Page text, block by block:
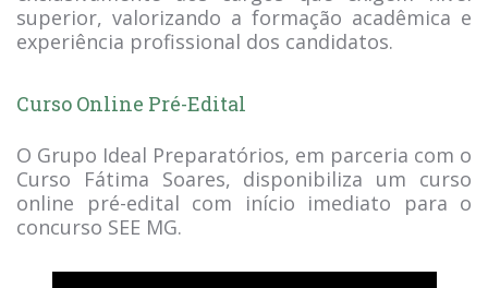
superior, valorizando a formação acadêmica e
experiência profissional dos candidatos.
Curso Online Pré-Edital
O Grupo Ideal Preparatórios, em parceria com o
Curso Fátima Soares, disponibiliza um curso
online pré-edital com início imediato para o
concurso SEE MG.